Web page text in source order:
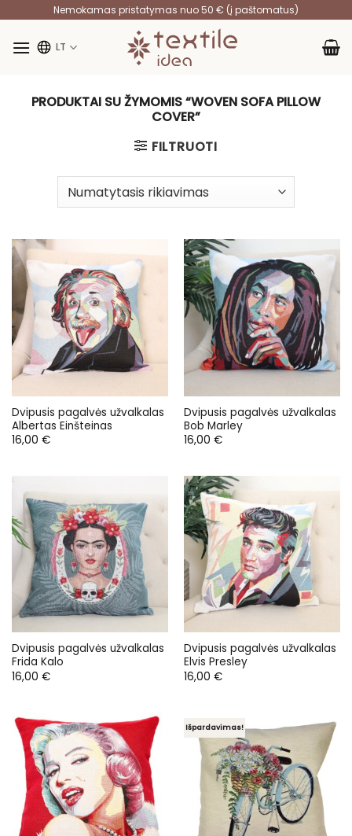
content
Nemokamas pristatymas nuo 50 € (į paštomatus)
LT
PRODUKTAI SU ŽYMOMIS “WOVEN SOFA PILLOW
COVER”
FILTRUOTI
Dvipusis pagalvės užvalkalas
Albertas Einšteinas
16,00 €
Dvipusis pagalvės užvalkalas
Bob Marley
16,00 €
Dvipusis pagalvės užvalkalas
Frida Kalo
16,00 €
Dvipusis pagalvės užvalkalas
Elvis Presley
16,00 €
Išpardavimas!